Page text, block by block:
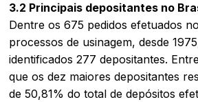
3.2 Principais depositantes no
Dentre os 675 pedidos efetuados
processos de usinagem, desde
identificados 277 depositantes.
que os dez maiores depositantes
de 50,81% do total de depósitos